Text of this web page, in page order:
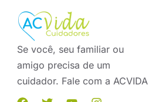
Se você, seu familiar ou
amigo precisa de um
cuidador. Fale com a ACVIDA